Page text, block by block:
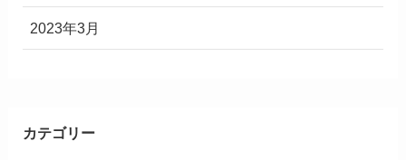
2023年3月
カテゴリー